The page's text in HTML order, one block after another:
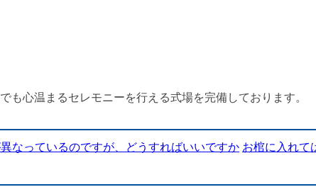
も心温まるセレモニーを行える式場を完備しております。
なっているのですが、どうすればいいですか お棺に入れて